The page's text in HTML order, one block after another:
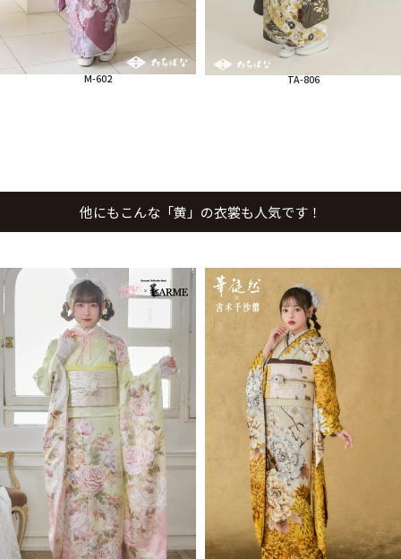
M-602 TA-806
他にもこんな「黄」の衣裳も人気です！